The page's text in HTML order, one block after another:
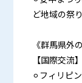
ど地域の祭
《群馬県外
【国際交流】
⚪︎フィリピ